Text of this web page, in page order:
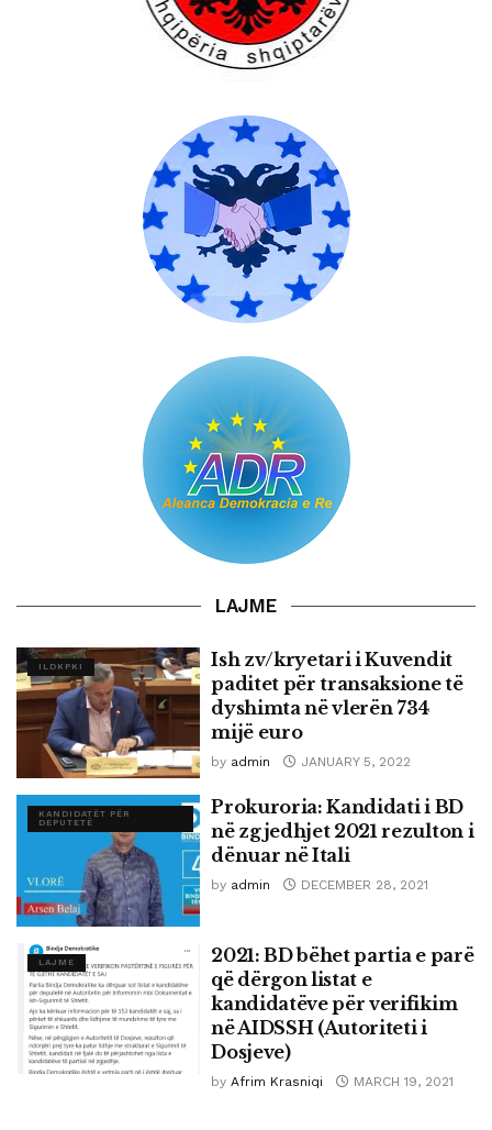
LAJME
ILDKPKI
Ish zv/kryetari i Kuvendit
paditet për transaksione të
dyshimta në vlerën 734
mijë euro
by admin JANUARY 5, 2022
KANDIDATËT PËR
DEPUTETË
Prokuroria: Kandidati i BD
në zgjedhjet 2021 rezulton i
dënuar në Itali
by admin DECEMBER 28, 2021
LAJME
2021: BD bëhet partia e parë
që dërgon listat e
kandidatëve për verifikim
në AIDSSH (Autoriteti i
Dosjeve)
by Afrim Krasniqi MARCH 19, 2021